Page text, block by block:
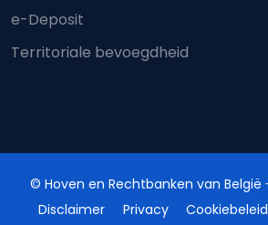
e-Deposit
Territoriale bevoegdheid
© Hoven en Rechtbanken van België
Disclaimer
Privacy
Cookiebeleid